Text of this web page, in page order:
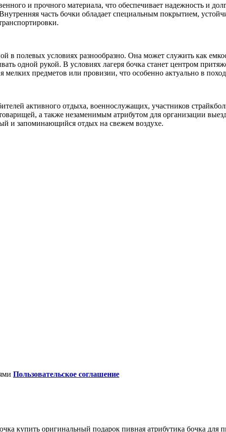
и прочного материала, что обеспечивает надежность и
часть бочки обладает специальным покрытием,
в полевых условиях разнообразно. Она может служить как
одной рукой. В условиях лагеря бочка станет центром
мелких предметов или провизии, что особенно актуально в
активного отдыха, военнослужащих, участников
а также незаменимым атрибутом для организации
и запоминающийся отдых на свежем воздухе.
Пользовательское соглашение
купить оригинальный подарок пивная атрибутика бочка для